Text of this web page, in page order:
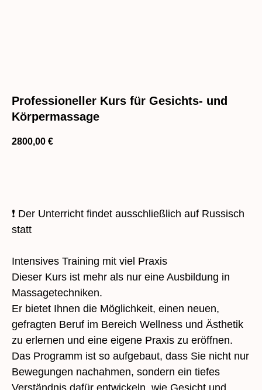
Professioneller Kurs für Gesichts- und
Körpermassage
2800,00 €
❗ Der Unterricht findet ausschließlich auf Russisch
statt
Intensives Training mit viel Praxis
Dieser Kurs ist mehr als nur eine Ausbildung in
Massagetechniken.
Er bietet Ihnen die Möglichkeit, einen neuen,
gefragten Beruf im Bereich Wellness und Ästhetik
zu erlernen und eine eigene Praxis zu eröffnen.
Das Programm ist so aufgebaut, dass Sie nicht nur
Bewegungen nachahmen, sondern ein tiefes